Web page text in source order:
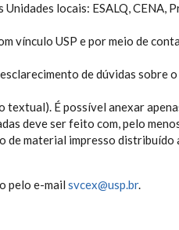
locais: ESALQ, CENA,
vínculo USP e por meio de
de dúvidas
É possível anexar
deve ser feito com, pelo
de material impresso
pelo e-mail svcex@usp.br.